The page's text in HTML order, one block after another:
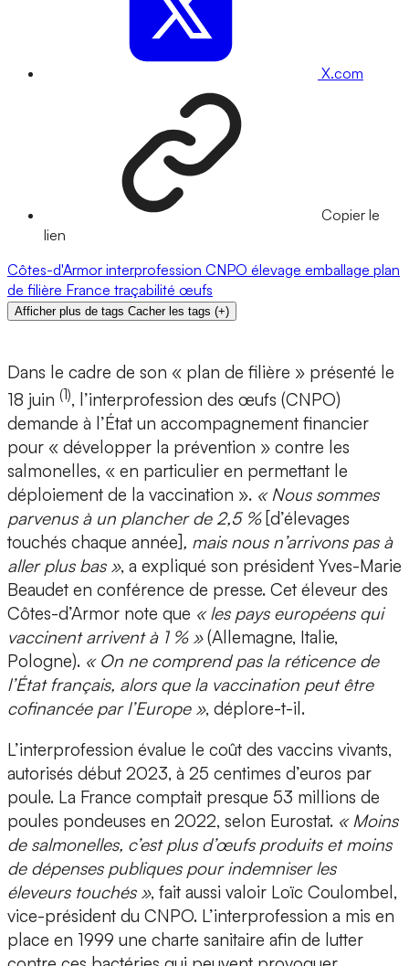
X.com
Copier le
lien
Côtes-d'Armor interprofession CNPO élevage emballage plan
de filière France traçabilité œufs
Afficher plus de tags Cacher les tags (+)
Dans le cadre de son « plan de filière » présenté le
18 juin (1), l’interprofession des œufs (CNPO)
demande à l’État un accompagnement financier
pour « développer la prévention » contre les
salmonelles, « en particulier en permettant le
déploiement de la vaccination ». « Nous sommes
parvenus à un plancher de 2,5 % [d’élevages
touchés chaque année], mais nous n’arrivons pas à
aller plus bas », a expliqué son président Yves-Marie
Beaudet en conférence de presse. Cet éleveur des
Côtes-d’Armor note que « les pays européens qui
vaccinent arrivent à 1 % »(Allemagne, Italie,
Pologne). « On ne comprend pas la réticence de
l’État français, alors que la vaccination peut être
cofinancée par l’Europe », déplore-t-il.
L’interprofession évalue le coût des vaccins vivants,
autorisés début 2023, à 25 centimes d’euros par
poule. La France comptait presque 53 millions de
poules pondeuses en 2022, selon Eurostat. « Moins
de salmonelles, c’est plus d’œufs produits et moins
de dépenses publiques pour indemniser les
éleveurs touchés », fait aussi valoir Loïc Coulombel,
vice-président du CNPO. L’interprofession a mis en
place en 1999 une charte sanitaire afin de lutter